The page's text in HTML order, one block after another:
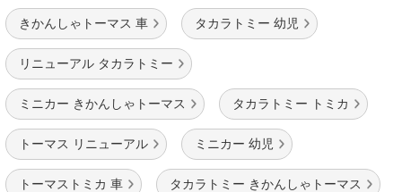
きかんしゃトーマス 車 タカラトミー 幼児
リニューアル タカラトミー
ミニカー きかんしゃトーマス タカラトミー トミカ
トーマス リニューアル ミニカー 幼児
トーマストミカ 車 タカラトミー きかんしゃトーマス